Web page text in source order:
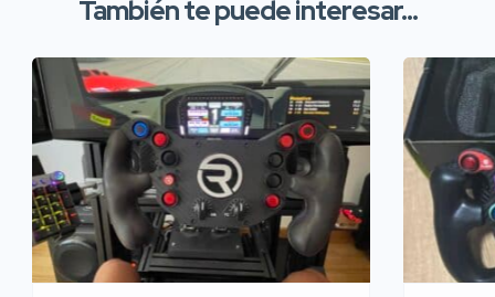
También te puede interesar...